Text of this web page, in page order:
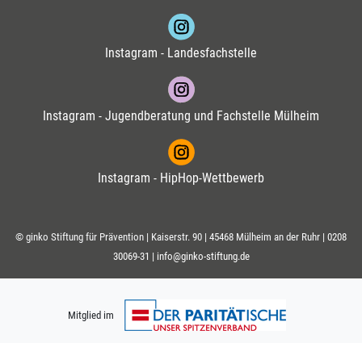
Instagram - Landesfachstelle
Instagram - Jugendberatung und Fachstelle Mülheim
Instagram - HipHop-Wettbewerb
© ginko Stiftung für Prävention | Kaiserstr. 90 | 45468 Mülheim an der Ruhr | 0208
30069-31 | info@ginko-stiftung.de
Mitglied im